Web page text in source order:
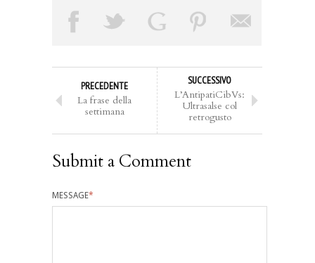
PRECEDENTE
La frase della
settimana
SUCCESSIVO
L’AntipatiCibVs:
Ultrasalse col
retrogusto
Submit a Comment
MESSAGE*